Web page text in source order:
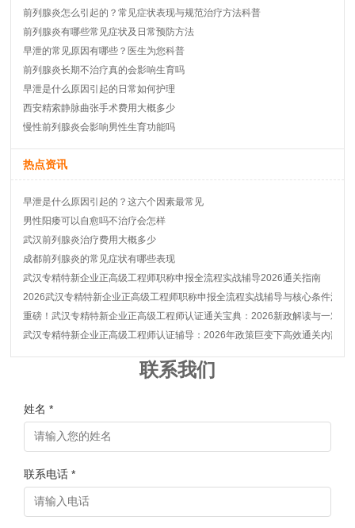
前列腺炎怎么引起的？常见症状表现与规范治疗方法科普
前列腺炎有哪些常见症状及日常预防方法
早泄的常见原因有哪些？医生为您科普
前列腺炎长期不治疗真的会影响生育吗
早泄是什么原因引起的日常如何护理
西安精索静脉曲张手术费用大概多少
慢性前列腺炎会影响男性生育功能吗
热点资讯
早泄是什么原因引起的？这六个因素最常见
男性阳痿可以自愈吗不治疗会怎样
武汉前列腺炎治疗费用大概多少
成都前列腺炎的常见症状有哪些表现
武汉专精特新企业正高级工程师职称申报全流程实战辅导2026通关指南
2026武汉专精特新企业正高级工程师职称申报全流程实战辅导与核心条件深度
重磅！武汉专精特新企业正高级工程师认证通关宝典：2026新政解读与一对一
武汉专精特新企业正高级工程师认证辅导：2026年政策巨变下高效通关内部秘
联系我们
姓名 *
联系电话 *